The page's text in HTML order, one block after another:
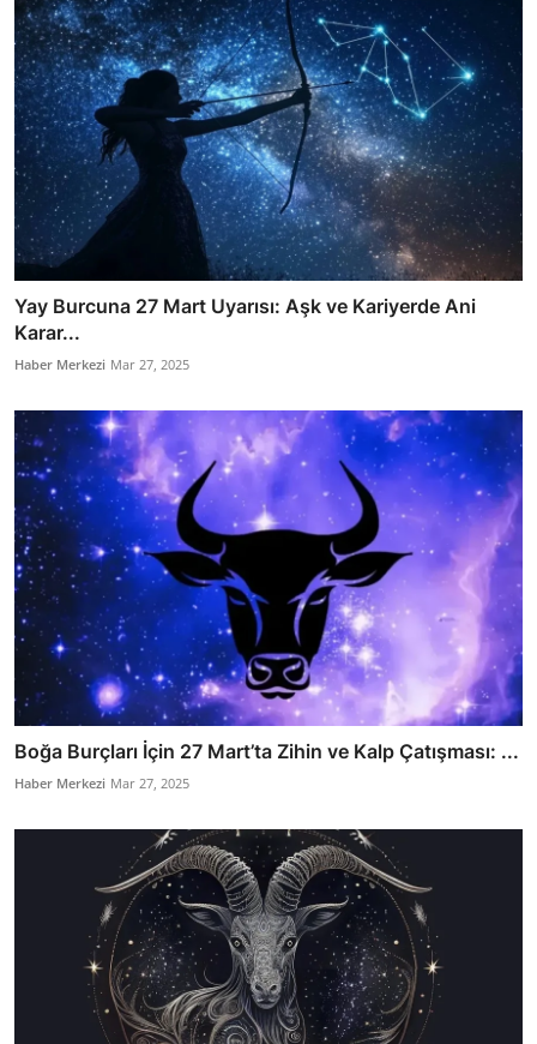
Yay Burcuna 27 Mart Uyarısı: Aşk ve Kariyerde Ani
Karar...
Haber Merkezi Mar 27, 2025
Boğa Burçları İçin 27 Mart’ta Zihin ve Kalp Çatışması: ...
Haber Merkezi Mar 27, 2025